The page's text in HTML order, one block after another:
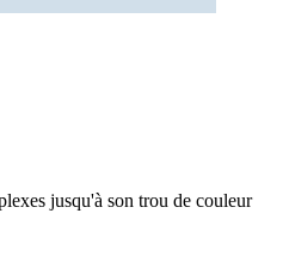
jusqu'à son trou de couleur